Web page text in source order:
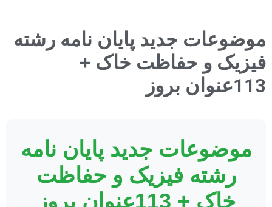
موضوعات جدید پایان نامه رشته
فیزیک و حفاظت خاک +
113عنوان بروز
موضوعات جدید پایان نامه
رشته فیزیک و حفاظت
خاک + 113عنوان بروز